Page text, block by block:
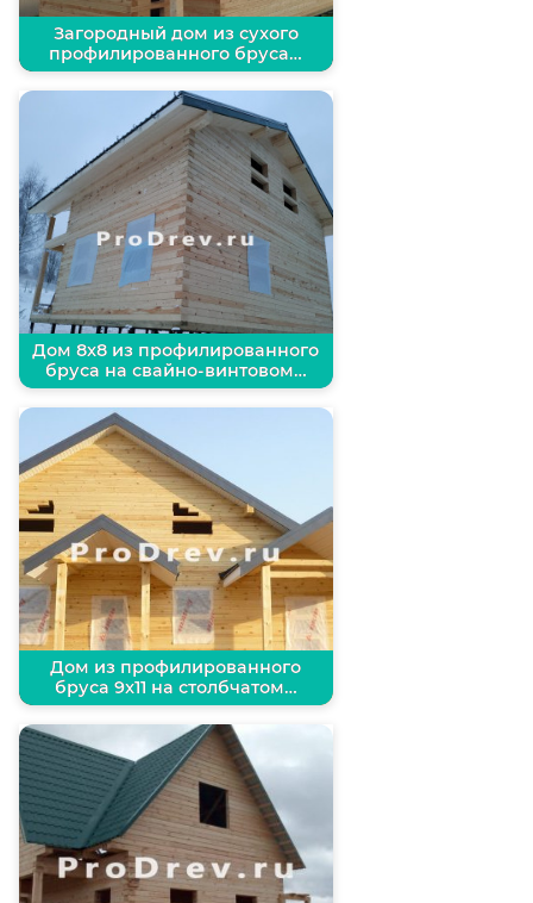
Загородный дом из сухого
профилированного бруса…
Дом 8х8 из профилированного
бруса на свайно-винтовом…
Дом из профилированного
бруса 9х11 на столбчатом…